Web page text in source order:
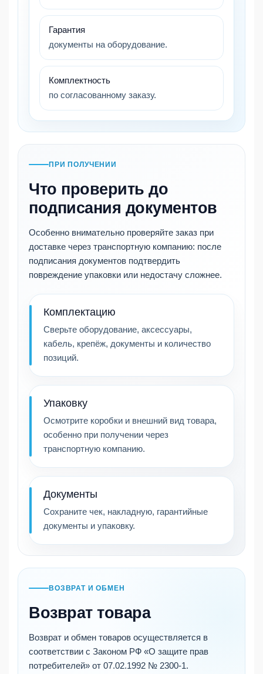
Гарантия
документы на оборудование.
Комплектность
по согласованному заказу.
ПРИ ПОЛУЧЕНИИ
Что проверить до
подписания документов
Особенно внимательно проверяйте заказ при
доставке через транспортную компанию: после
подписания документов подтвердить
повреждение упаковки или недостачу сложнее.
Комплектацию
Сверьте оборудование, аксессуары,
кабель, крепёж, документы и количество
позиций.
Упаковку
Осмотрите коробки и внешний вид товара,
особенно при получении через
транспортную компанию.
Документы
Сохраните чек, накладную, гарантийные
документы и упаковку.
ВОЗВРАТ И ОБМЕН
Возврат товара
Возврат и обмен товаров осуществляется в
соответствии с Законом РФ «О защите прав
потребителей» от 07.02.1992 № 2300-1.